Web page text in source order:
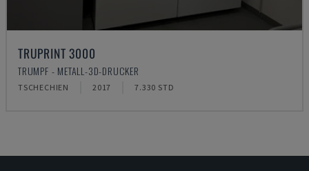
TRUPRINT 3000
TRUMPF - METALL-3D-DRUCKER
TSCHECHIEN 2017 7.330 STD